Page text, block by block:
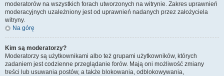
moderatorów na wszystkich forach utworzonych na witrynie. Zakres uprawnień
moderacyjnych uzależniony jest od uprawnień nadanych przez założyciela
witryny.
Na górę
Kim są moderatorzy?
Moderatorzy są użytkownikami albo też grupami użytkowników, których
zadaniem jest codzienne przeglądanie forów. Mają oni możliwość zmiany
treści lub usuwania postów, a także blokowania, odblokowywania,